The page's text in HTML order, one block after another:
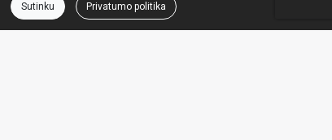
Sutinku Privatumo politika